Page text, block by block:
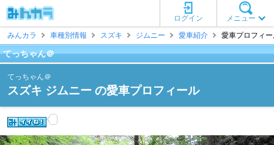
メニュー
ログイン
みんカラ
車種別情報 スズキ ジムニー 愛車紹介 愛車プロフィ
てっちゃん＠
てっちゃん＠
スズキ ジムニー の愛車プロフィール